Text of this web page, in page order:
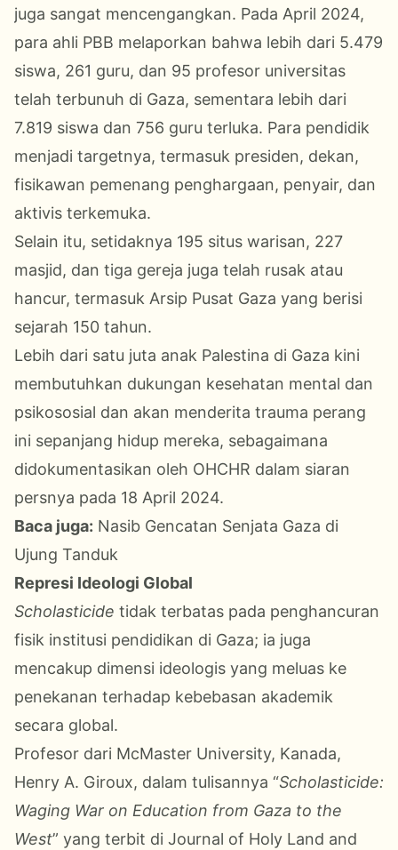
juga sangat mencengangkan. Pada April 2024,
para ahli PBB melaporkan bahwa lebih dari 5.479
siswa, 261 guru, dan 95 profesor universitas
telah terbunuh di Gaza, sementara lebih dari
7.819 siswa dan 756 guru terluka. Para pendidik
menjadi targetnya, termasuk presiden, dekan,
fisikawan pemenang penghargaan, penyair, dan
aktivis terkemuka.
Selain itu, setidaknya 195 situs warisan, 227
masjid, dan tiga gereja juga telah rusak atau
hancur, termasuk Arsip Pusat Gaza yang berisi
sejarah 150 tahun.
Lebih dari satu juta anak Palestina di Gaza kini
membutuhkan dukungan kesehatan mental dan
psikososial dan akan menderita trauma perang
ini sepanjang hidup mereka, sebagaimana
didokumentasikan oleh OHCHR dalam siaran
persnya pada 18 April 2024.
Baca juga: Nasib Gencatan Senjata Gaza di
Ujung Tanduk
Represi Ideologi Global
Scholasticide tidak terbatas pada penghancuran
fisik institusi pendidikan di Gaza; ia juga
mencakup dimensi ideologis yang meluas ke
penekanan terhadap kebebasan akademik
secara global.
Profesor dari McMaster University, Kanada,
Henry A. Giroux, dalam tulisannya “Scholasticide:
Waging War on Education from Gaza to the
West” yang terbit di Journal of Holy Land and